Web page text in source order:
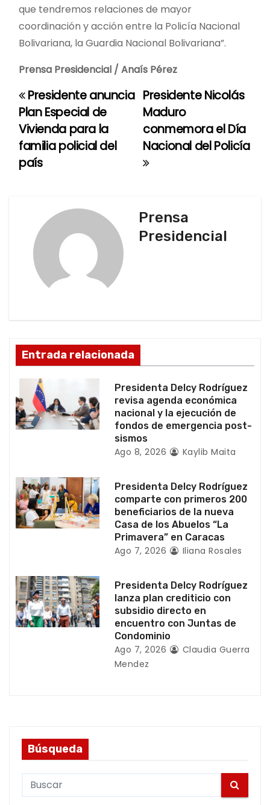
que tendremos relaciones de mayor
coordinación y acción entre la Policía Nacional
Bolivariana, la Guardia Nacional Bolivariana”.
Prensa Presidencial / Anaís Pérez
N
a
v
e
d
e
e
n
r
a
d
s
Presidente Nicolás
Maduro
conmemora el Día
Nacional del Policía
Presidente anuncia
Plan Especial de
Vivienda para la
familia policial del
país
Prensa
Presidencial
Entrada relacionada
Presidenta Delcy Rodríguez
revisa agenda económica
nacional y la ejecución de
fondos de emergencia post-
sismos
Ago 8, 2026 Kaylib Maita
Presidenta Delcy Rodríguez
comparte con primeros 200
beneficiarios de la nueva
Casa de los Abuelos “La
Primavera” en Caracas
Ago 7, 2026 Iliana Rosales
Presidenta Delcy Rodríguez
lanza plan crediticio con
subsidio directo en
encuentro con Juntas de
Condominio
Ago 7, 2026
Claudia Guerra
Mendez
Búsqueda